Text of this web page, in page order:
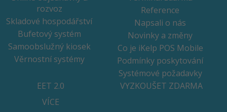
rozvoz
Skladové hospodářství
Bufetový systém
Samoobslužný kiosek
Věrnostní systémy
Reference
Napsali o nás
Novinky a změny
Co je iKelp POS Mobile
Podmínky poskytování
Systémové požadavky
EET 2.0
VYZKOUŠET ZDARMA
VÍCE